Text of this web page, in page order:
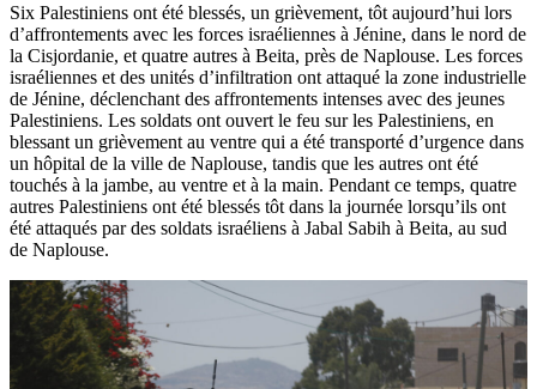
Six Palestiniens ont été blessés, un grièvement, tôt aujourd’hui lors
d’affrontements avec les forces israéliennes à Jénine, dans le nord de
la Cisjordanie, et quatre autres à Beita, près de Naplouse. Les forces
israéliennes et des unités d’infiltration ont attaqué la zone industrielle
de Jénine, déclenchant des affrontements intenses avec des jeunes
Palestiniens. Les soldats ont ouvert le feu sur les Palestiniens, en
blessant un grièvement au ventre qui a été transporté d’urgence dans
un hôpital de la ville de Naplouse, tandis que les autres ont été
touchés à la jambe, au ventre et à la main. Pendant ce temps, quatre
autres Palestiniens ont été blessés tôt dans la journée lorsqu’ils ont
été attaqués par des soldats israéliens à Jabal Sabih à Beita, au sud
de Naplouse.